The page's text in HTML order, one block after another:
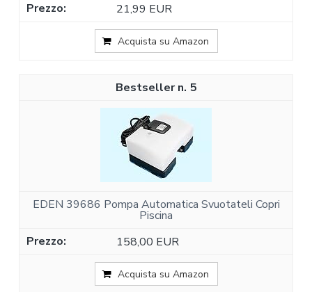
21,99 EUR
Acquista su Amazon
5
EDEN 39686 Pompa Automatica Svuotateli Copri
Piscina
158,00 EUR
Acquista su Amazon